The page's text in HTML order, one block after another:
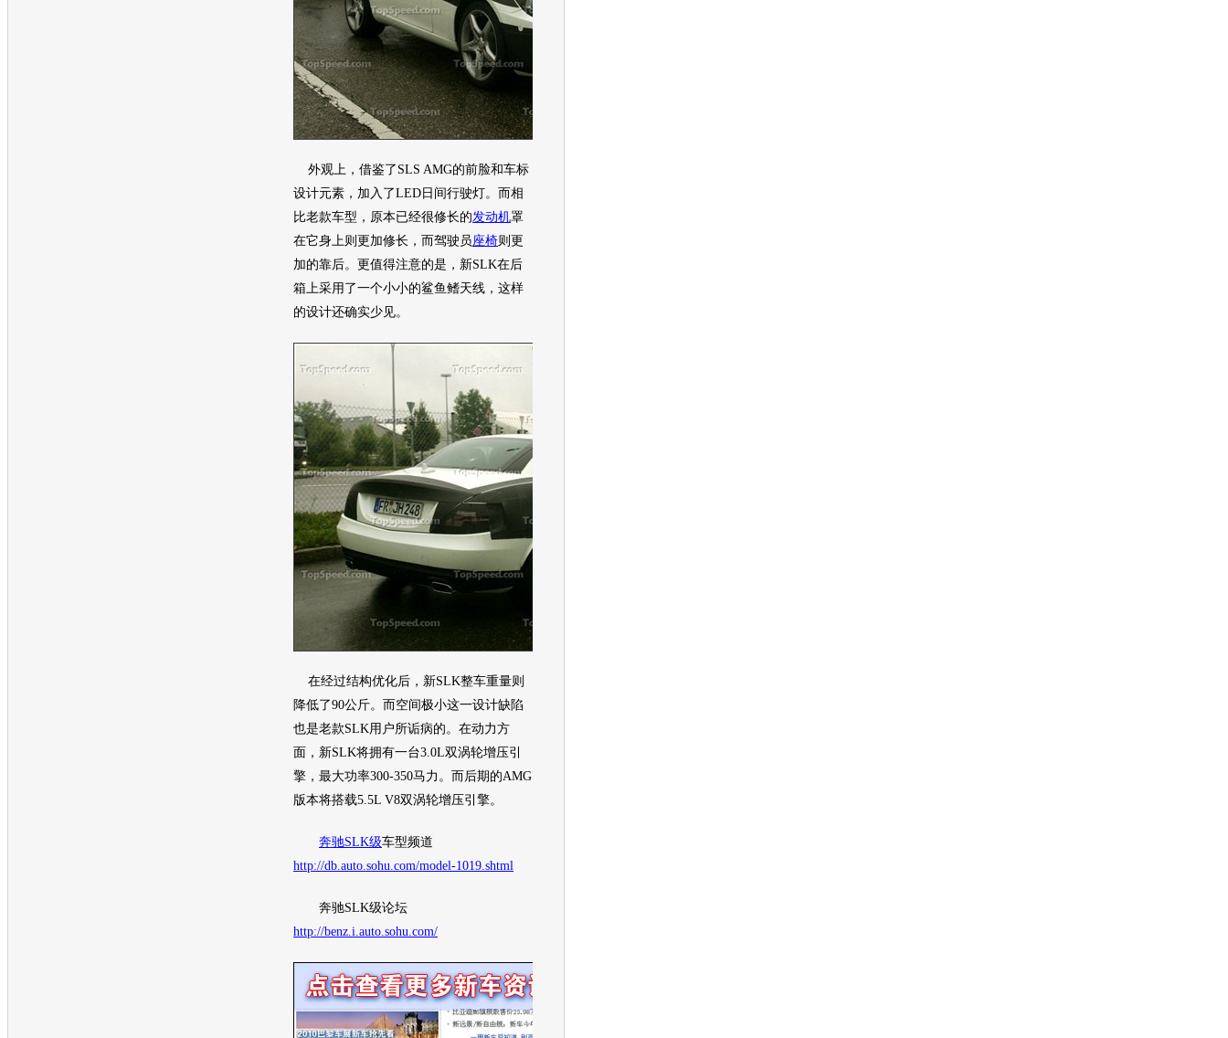
外观上，借鉴了SLS AMG的前脸和车标
设计元素，加入了LED日间行驶灯。而相
比老款车型，原本已经很修长的发动机罩
在它身上则更加修长，而驾驶员座椅则更
加的靠后。更值得注意的是，新SLK在后
箱上采用了一个小小的鲨鱼鳍天线，这样
的设计还确实少见。
在经过结构优化后，新SLK整车重量则
降低了90公斤。而空间极小这一设计缺陷
也是老款SLK用户所诟病的。在动力方
面，新SLK将拥有一台3.0L双涡轮增压引
擎，最大功率300-350马力。而后期的AMG
版本将搭载5.5L V8双涡轮增压引擎。
奔驰SLK级车型频道
http://db.auto.sohu.com/model-1019.shtml
奔驰SLK级论坛
http://benz.i.auto.sohu.com/